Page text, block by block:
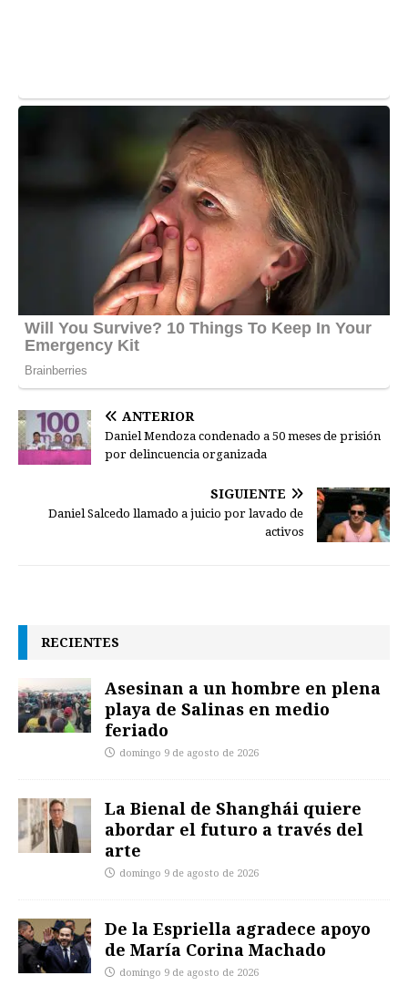
ANTERIOR
Daniel Mendoza condenado a 50 meses de prisión
por delincuencia organizada
SIGUIENTE
Daniel Salcedo llamado a juicio por lavado de
activos
RECIENTES
Asesinan a un hombre en plena
playa de Salinas en medio
feriado
domingo 9 de agosto de 2026
La Bienal de Shanghái quiere
abordar el futuro a través del
arte
domingo 9 de agosto de 2026
De la Espriella agradece apoyo
de María Corina Machado
domingo 9 de agosto de 2026